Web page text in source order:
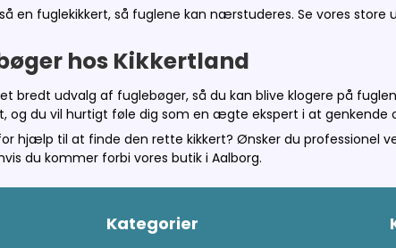
en fuglekikkert, så fuglene kan nærstuderes. Se vores store
hos Kikkertland
bredt udvalg af fuglebøger, så du kan blive klogere på
og du vil hurtigt føle dig som en ægte ekspert i at
hjælp til at finde den rette kikkert? Ønsker du professionel
du kommer forbi vores butik i Aalborg.
Kategorier